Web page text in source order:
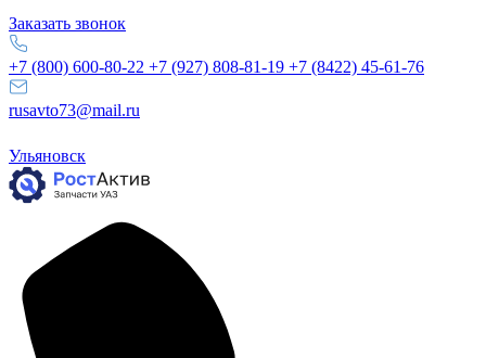
Заказать звонок
+7 (800) 600-80-22 +7 (927) 808-81-19 +7 (8422) 45-61-76
rusavto73@mail.ru
Ульяновск